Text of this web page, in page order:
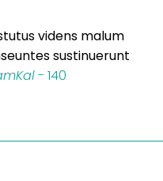
videns malum
sustinuerunt
- 140